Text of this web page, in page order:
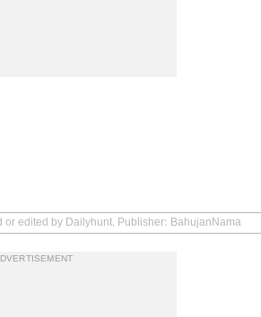
edited by Dailyhunt. Publisher: BahujanNama